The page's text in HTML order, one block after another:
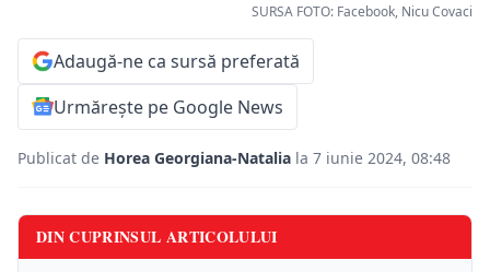
SURSA FOTO: Facebook, Nicu Covaci
Adaugă-ne ca sursă preferată
Urmărește pe Google News
Publicat de Horea Georgiana-Natalia la 7 iunie 2024, 08:48
DIN CUPRINSUL ARTICOLULUI